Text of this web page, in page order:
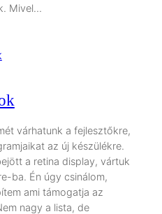
Mivel…
várhatunk a fejlesztőkre,
az új készülékre.
a retina display, vártuk
ba. Én úgy csinálom,
ami támogatja az
nagy a lista, de